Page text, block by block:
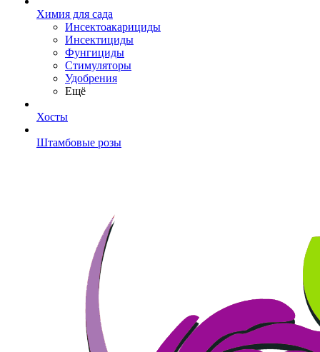
Химия для сада
Инсектоакарициды
Инсектициды
Фунгициды
Стимуляторы
Удобрения
Ещё
Хосты
Штамбовые розы